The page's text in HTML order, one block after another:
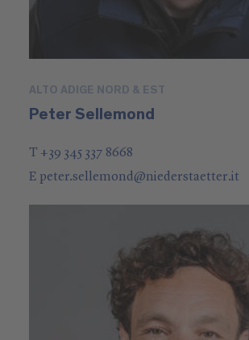
ALTO ADIGE NORD & EST
Peter Sellemond
T +39 345 337 8668
E peter.sellemond@niederstaetter.it